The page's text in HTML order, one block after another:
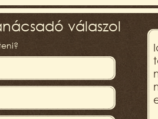
válaszol